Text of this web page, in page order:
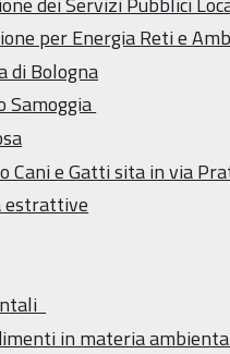
per Energia Reti e
di Bologna
Samoggia
Cani e Gatti sita in via
estrattive
in materia